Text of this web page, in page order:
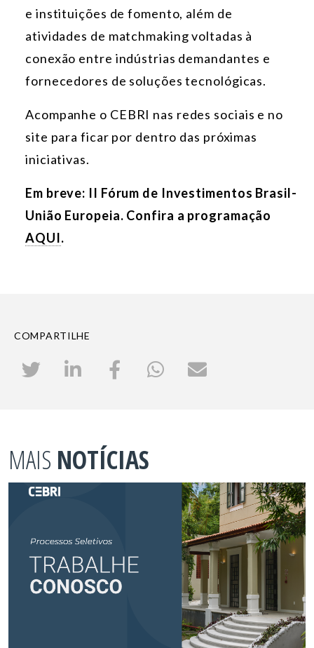
e instituições de fomento, além de
atividades de matchmaking voltadas à
conexão entre indústrias demandantes e
fornecedores de soluções tecnológicas.
Acompanhe o CEBRI nas redes sociais e no
site para ficar por dentro das próximas
iniciativas.
Em breve: II Fórum de Investimentos Brasil-
União Europeia. Confira a programação
AQUI.
COMPARTILHE
MAIS NOTÍCIAS